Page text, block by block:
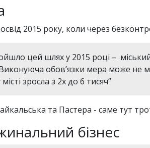
2015 року, коли через
цей шлях у 2015 році –
обов’язки мера може не
зросла з 2х до 6 тисяч”
та Пастера - саме тут
бізнес